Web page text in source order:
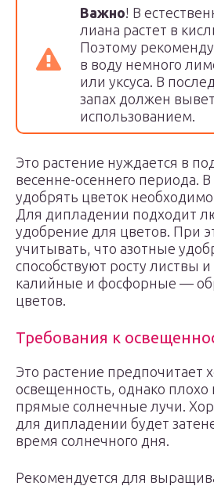
Важно! В
лиана растет в
Поэтому
в воду немного
или уксуса. В
запах должен
использованием.
Это растение нуждается в
весенне-осеннего периода.
удобрять цветок
Для дипладении подходит
удобрение для цветов. При
учитывать, что азотные
способствуют росту листвы и
калийные и фосфорные —
цветов.
Требования к
Это растение предпочитает
освещенность, однако плохо
прямые солнечные лучи.
для дипладении будет
время солнечного дня.
Рекомендуется для